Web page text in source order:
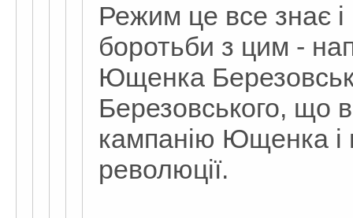
Режим це все знає і
боротьби з цим -
Ющенка
Березовського, що
кампанію Ющенка і
революції.